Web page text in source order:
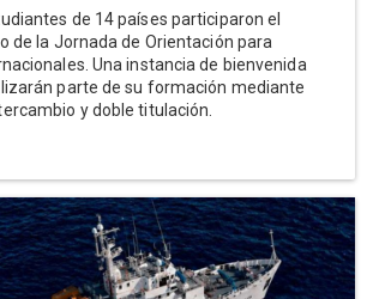
de 14 países participaron el
de la Jornada de Orientación para
Una instancia de bienvenida
parte de su formación mediante
y doble titulación.